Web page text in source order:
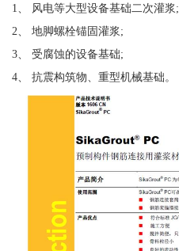
1、 风电等大型设备基础二次灌浆;
2、 地脚螺栓锚固灌浆;
3、 受腐蚀的设备基础;
4、 抗震构筑物、重型机械基础。